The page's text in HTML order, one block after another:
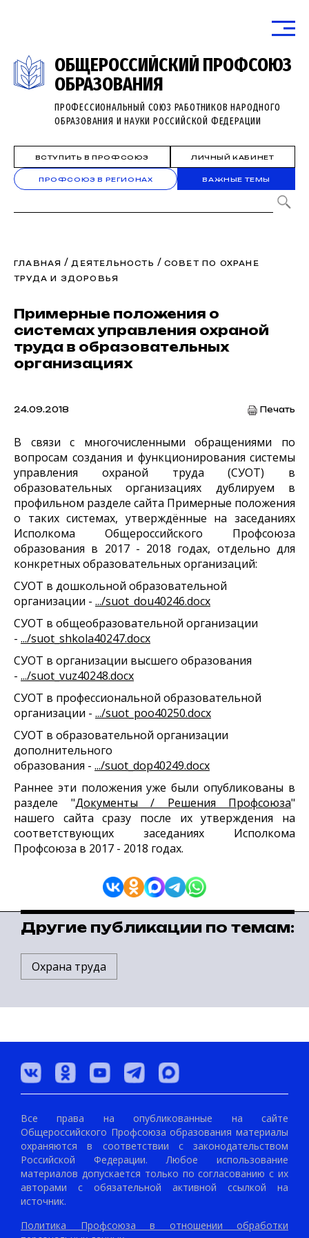
ОБЩЕРОССИЙСКИЙ ПРОФСОЮЗ
ОБРАЗОВАНИЯ
ПРОФЕССИОНАЛЬНЫЙ СОЮЗ РАБОТНИКОВ НАРОДНОГО
ОБРАЗОВАНИЯ И НАУКИ РОССИЙСКОЙ ФЕДЕРАЦИИ
ВСТУПИТЬ В ПРОФСОЮЗ ЛИЧНЫЙ КАБИНЕТ
ПРОФСОЮЗ В РЕГИОНАХ ВАЖНЫЕ ТЕМЫ
ГЛАВНАЯ /ДЕЯТЕЛЬНОСТЬ / СОВЕТ ПО ОХРАНЕ
ТРУДА И ЗДОРОВЬЯ
Примерные положения о
системах управления охраной
труда в образовательных
организациях
24.09.2018 Печать
В связи с многочисленными обращениями по
вопросам создания и функционирования системы
управления охраной труда (СУОТ) в
образовательных организациях дублируем в
профильном разделе сайта Примерные положения
о таких системах, утверждённые на заседаниях
Исполкома Общероссийского Профсоюза
образования в 2017 - 2018 годах, отдельно для
конкретных образовательных организаций:
СУОТ в дошкольной образовательной
организации - .../suot_dou40246.docx
СУОТ в общеобразовательной организации
- .../suot_shkola40247.docx
СУОТ в организации высшего образования
- .../suot_vuz40248.docx
СУОТ в профессиональной образовательной
организации - .../suot_poo40250.docx
СУОТ в образовательной организации
дополнительного
образования - .../suot_dop40249.docx
Раннее эти положения уже были опубликованы в
разделе "Документы / Решения Профсоюза"
нашего сайта сразу после их утверждения на
соответствующих заседаниях Исполкома
Профсоюза в 2017 - 2018 годах.
Другие публикации по темам:
Охрана труда
Все права на опубликованные на сайте
Общероссийского Профсоюза образования материалы
охраняются в соответствии с законодательством
Российской Федерации. Любое использование
материалов допускается только по согласованию с их
авторами с обязательной активной ссылкой на
источник.
Политика Профсоюза в отношении обработки